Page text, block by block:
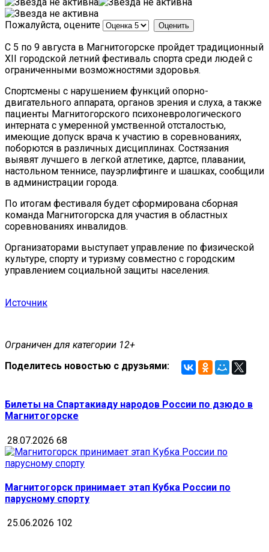
Пожалуйста, оцените
С 5 по 9 августа в Магнитогорске пройдет традиционный
ХII городской летний фестиваль спорта среди людей с
ограниченными возможностями здоровья.
Спортсмены с нарушением функций опорно-
двигательного аппарата, органов зрения и слуха, а также
пациенты Магнитогорского психоневрологического
интерната с умеренной умственной отсталостью,
имеющие допуск врача к участию в соревнованиях,
поборются в различных дисциплинах. Состязания
выявят лучшего в легкой атлетике, дартсе, плавании,
настольном теннисе, пауэрлифтинге и шашках, сообщили
в администрации города.
По итогам фестиваля будет сформирована сборная
команда Магнитогорска для участия в областных
соревнованиях инвалидов.
Организаторами выступает управление по физической
культуре, спорту и туризму совместно с городским
управлением социальной защиты населения.
Источник
Ограничен для категории 12+
Поделитесь новостью с друзьями:
Билеты на Спартакиаду народов России по дзюдо в
Магнитогорске
28.07.2026 68
Магнитогорск принимает этап Кубка России по
парусному спорту
25.06.2026 102